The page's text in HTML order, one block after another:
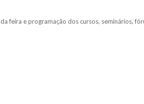
feira e programação dos cursos, seminários,